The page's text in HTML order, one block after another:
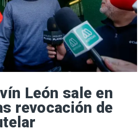
León sale en
revocación de